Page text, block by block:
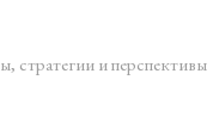
стратегии и перспективы